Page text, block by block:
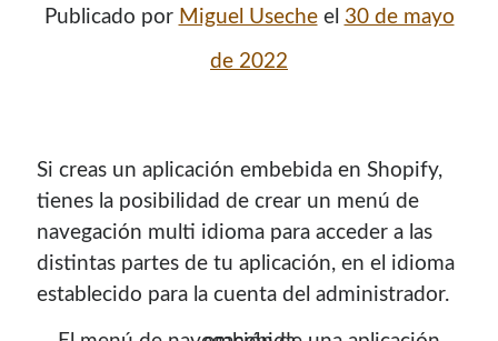
Publicado por Miguel Usecheel 30 de mayo
de 2022
Si creas un aplicación embebida en Shopify,
tienes la posibilidad de crear un menú de
navegación multi idioma para acceder a las
distintas partes de tu aplicación, en el idioma
establecido para la cuenta del administrador.